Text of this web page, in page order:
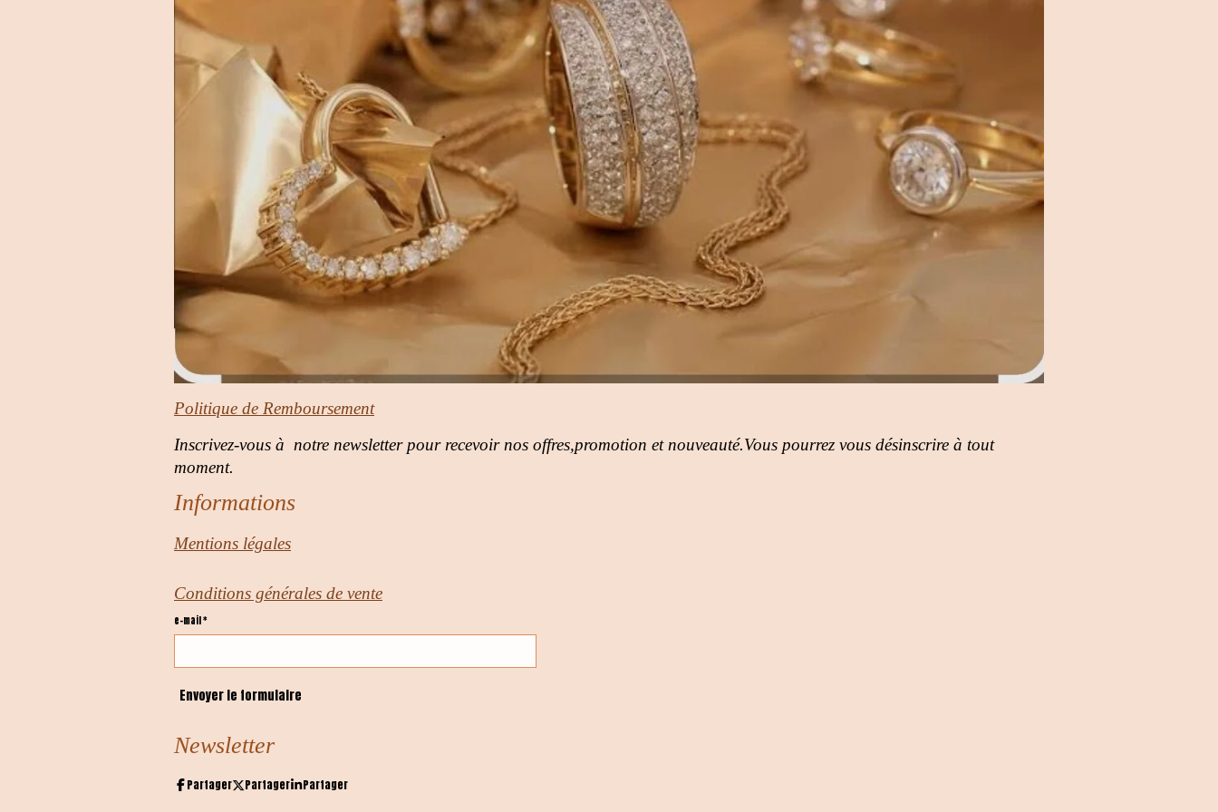
Politique de Remboursement
Inscrivez-vous à notre newsletter pour recevoir nos offres,promotion et nouveauté.Vous pourrez vous désinscrire à tout
moment.
Informations
Mentions légales
Conditions générales de vente
e-mail *
Envoyer le formulaire
Newsletter
Partager Partager Partager